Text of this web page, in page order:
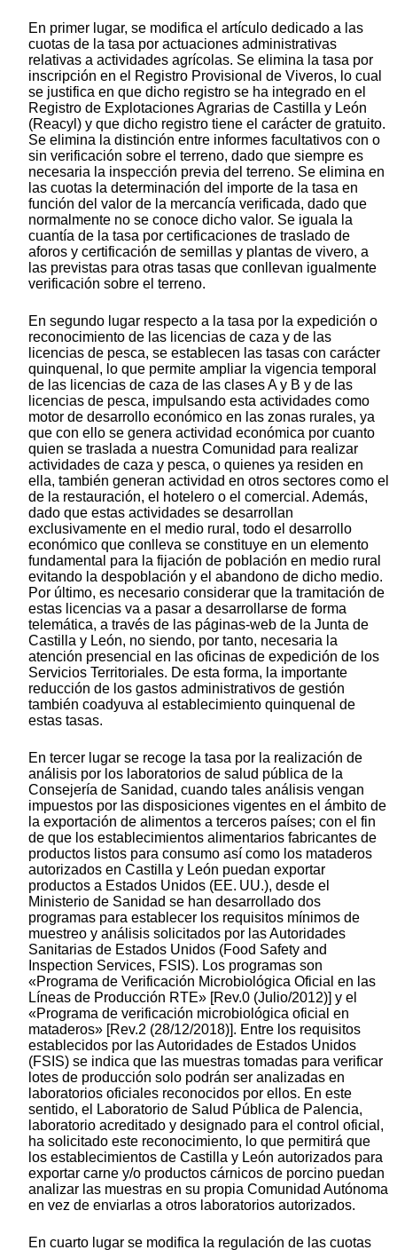
En primer lugar, se modifica el artículo dedicado a las
cuotas de la tasa por actuaciones administrativas
relativas a actividades agrícolas. Se elimina la tasa por
inscripción en el Registro Provisional de Viveros, lo cual
se justifica en que dicho registro se ha integrado en el
Registro de Explotaciones Agrarias de Castilla y León
(Reacyl) y que dicho registro tiene el carácter de gratuito.
Se elimina la distinción entre informes facultativos con o
sin verificación sobre el terreno, dado que siempre es
necesaria la inspección previa del terreno. Se elimina en
las cuotas la determinación del importe de la tasa en
función del valor de la mercancía verificada, dado que
normalmente no se conoce dicho valor. Se iguala la
cuantía de la tasa por certificaciones de traslado de
aforos y certificación de semillas y plantas de vivero, a
las previstas para otras tasas que conllevan igualmente
verificación sobre el terreno.
En segundo lugar respecto a la tasa por la expedición o
reconocimiento de las licencias de caza y de las
licencias de pesca, se establecen las tasas con carácter
quinquenal, lo que permite ampliar la vigencia temporal
de las licencias de caza de las clases A y B y de las
licencias de pesca, impulsando esta actividades como
motor de desarrollo económico en las zonas rurales, ya
que con ello se genera actividad económica por cuanto
quien se traslada a nuestra Comunidad para realizar
actividades de caza y pesca, o quienes ya residen en
ella, también generan actividad en otros sectores como el
de la restauración, el hotelero o el comercial. Además,
dado que estas actividades se desarrollan
exclusivamente en el medio rural, todo el desarrollo
económico que conlleva se constituye en un elemento
fundamental para la fijación de población en medio rural
evitando la despoblación y el abandono de dicho medio.
Por último, es necesario considerar que la tramitación de
estas licencias va a pasar a desarrollarse de forma
telemática, a través de las páginas-web de la Junta de
Castilla y León, no siendo, por tanto, necesaria la
atención presencial en las oficinas de expedición de los
Servicios Territoriales. De esta forma, la importante
reducción de los gastos administrativos de gestión
también coadyuva al establecimiento quinquenal de
estas tasas.
En tercer lugar se recoge la tasa por la realización de
análisis por los laboratorios de salud pública de la
Consejería de Sanidad, cuando tales análisis vengan
impuestos por las disposiciones vigentes en el ámbito de
la exportación de alimentos a terceros países; con el fin
de que los establecimientos alimentarios fabricantes de
productos listos para consumo así como los mataderos
autorizados en Castilla y León puedan exportar
productos a Estados Unidos (EE. UU.), desde el
Ministerio de Sanidad se han desarrollado dos
programas para establecer los requisitos mínimos de
muestreo y análisis solicitados por las Autoridades
Sanitarias de Estados Unidos (Food Safety and
Inspection Services, FSIS). Los programas son
«Programa de Verificación Microbiológica Oficial en las
Líneas de Producción RTE» [Rev.0 (Julio/2012)] y el
«Programa de verificación microbiológica oficial en
mataderos» [Rev.2 (28/12/2018)]. Entre los requisitos
establecidos por las Autoridades de Estados Unidos
(FSIS) se indica que las muestras tomadas para verificar
lotes de producción solo podrán ser analizadas en
laboratorios oficiales reconocidos por ellos. En este
sentido, el Laboratorio de Salud Pública de Palencia,
laboratorio acreditado y designado para el control oficial,
ha solicitado este reconocimiento, lo que permitirá que
los establecimientos de Castilla y León autorizados para
exportar carne y/o productos cárnicos de porcino puedan
analizar las muestras en su propia Comunidad Autónoma
en vez de enviarlas a otros laboratorios autorizados.
En cuarto lugar se modifica la regulación de las cuotas